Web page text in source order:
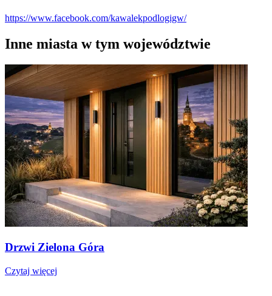
https://www.facebook.com/kawalekpodlogigw/
Inne miasta w tym województwie
Drzwi Zielona Góra
Czytaj więcej